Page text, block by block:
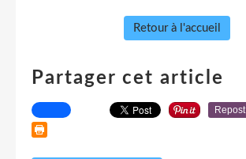
Retour à l'accueil
Partager cet article
Repost